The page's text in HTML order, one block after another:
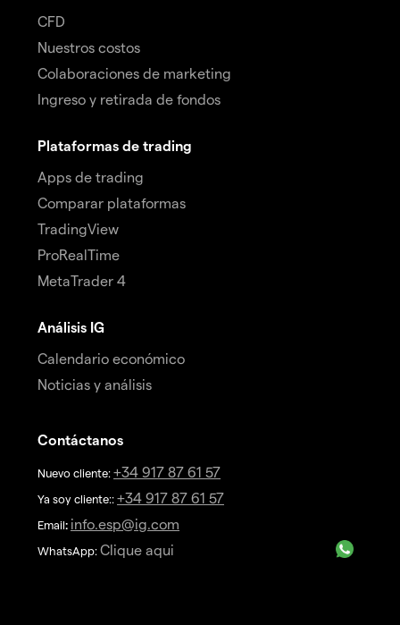
CFD
Nuestros costos
Colaboraciones de marketing
Ingreso y retirada de fondos
Plataformas de trading
Apps de trading
Comparar plataformas
TradingView
ProRealTime
MetaTrader 4
Análisis IG
Calendario económico
Noticias y análisis
Contáctanos
Nuevo cliente: +34 917 87 61 57
Ya soy cliente:: +34 917 87 61 57
Email: info.esp@ig.com
WhatsApp: Clique aqui